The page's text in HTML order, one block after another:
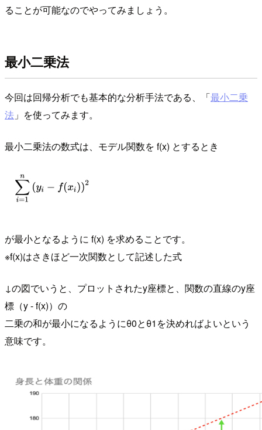
ることが可能なのでやってみましょう。
最小二乗法
今回は回帰分析でも基本的な分析手法である、「最小二乗
法 」を使ってみます。
最小二乗法の数式は、モデル関数を f(x) とするとき
が最小となるように f(x) を求めることです。
※f(x)はさきほど一次関数として記述した式
↓の図でいうと、プロットされたy座標と、関数の直線のy座
標（y - f(x)）の
二乗の和が最小になるようにθ0とθ1を決めればよいという
意味です。